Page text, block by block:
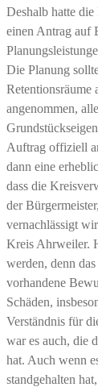
Deshalb hatte
einen Antrag auf
Die Planung
Retentionsräume
angenommen,
Auftrag offiziell
dann eine
dass die
der
vernachlässigt
Kreis Ahrweiler.
werden, denn
vorhandene
Schäden,
Verständnis für
war es auch, die
hat. Auch wenn
standgehalten